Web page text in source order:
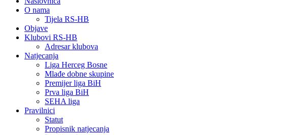
O nama
Tijela RS-HB
Objave
Klubovi RS-HB
Adresar klubova
Natjecanja
Liga Herceg Bosne
Mlađe dobne skupine
Premijer liga BiH
Prva liga BiH
SEHA liga
Pravilnici
Statut
Propisnik natjecanja